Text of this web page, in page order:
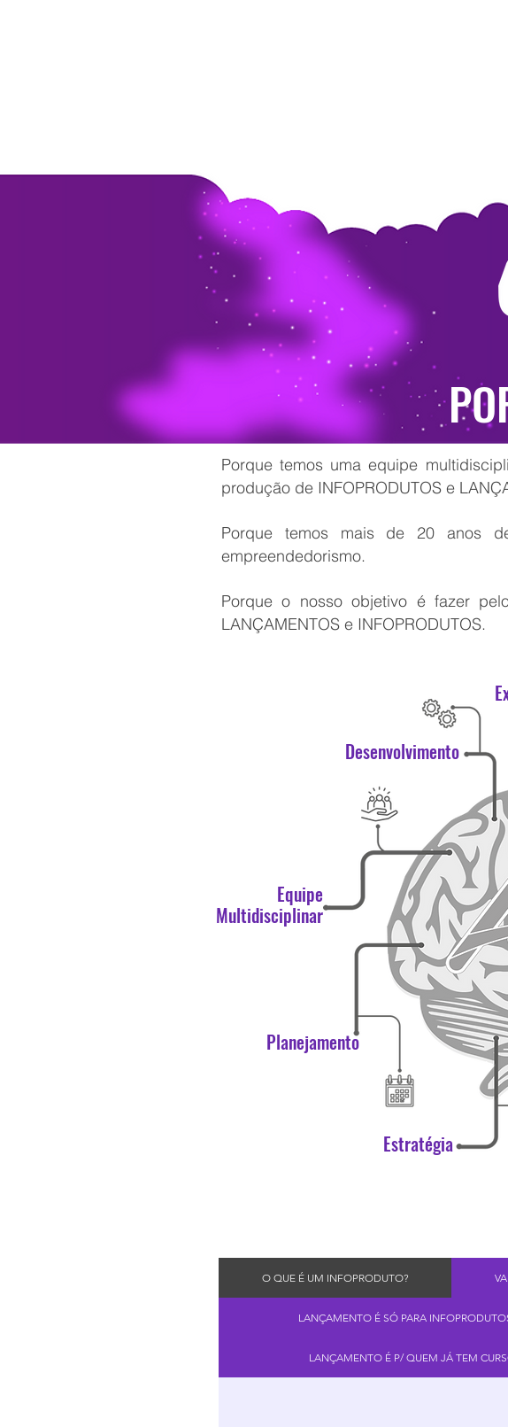
Porque temos uma equipe
produção de INFOPRODUTOS e
Porque temos mais de 20 anos
empreendedorismo.
Porque o nosso objetivo é fazer
LANÇAMENTOS e INFOPRODUTOS.
Desenvolvimento
Equipe
Multidisciplinar
Planejamento
Estratégia
O QUE É UM INFOPRODUTO?
LANÇAMENTO É SÓ PARA
LANÇAMENTO É P/ QUEM JÁ TEM